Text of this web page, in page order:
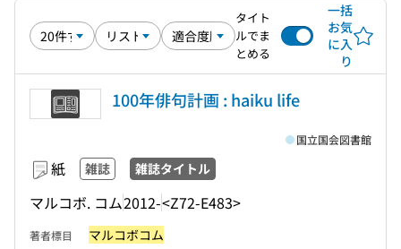
タイト
ルでま
とめる
一括
お気
に入
り
100年俳句計画 : haiku life
紙 雑誌 雑誌タイトル
マルコボ. コム2012-<Z72-E483>
国立国会図書館
著者標目 マルコボコム